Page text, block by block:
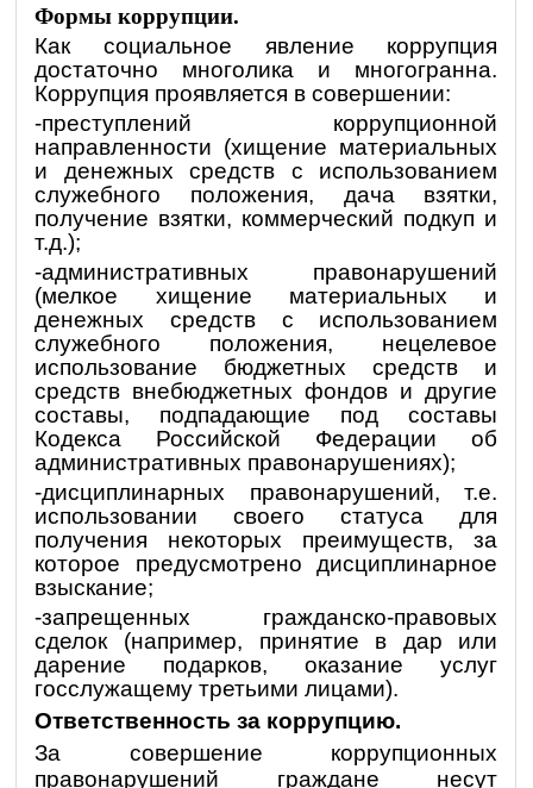
Формы коррупции.
Как социальное явление коррупция
достаточно многолика и многогранна.
Коррупция проявляется в совершении:
-преступлений коррупционной
направленности (хищение материальных
и денежных средств с использованием
служебного положения, дача взятки,
получение взятки, коммерческий подкуп и
т.д.);
-административных правонарушений
(мелкое хищение материальных и
денежных средств с использованием
служебного положения, нецелевое
использование бюджетных средств и
средств внебюджетных фондов и другие
составы, подпадающие под составы
Кодекса Российской Федерации об
административных правонарушениях);
-дисциплинарных правонарушений, т.е.
использовании своего статуса для
получения некоторых преимуществ, за
которое предусмотрено дисциплинарное
взыскание;
-запрещенных гражданско-правовых
сделок (например, принятие в дар или
дарение подарков, оказание услуг
госслужащему третьими лицами).
Ответственность за коррупцию.
За совершение коррупционных
правонарушений граждане несут